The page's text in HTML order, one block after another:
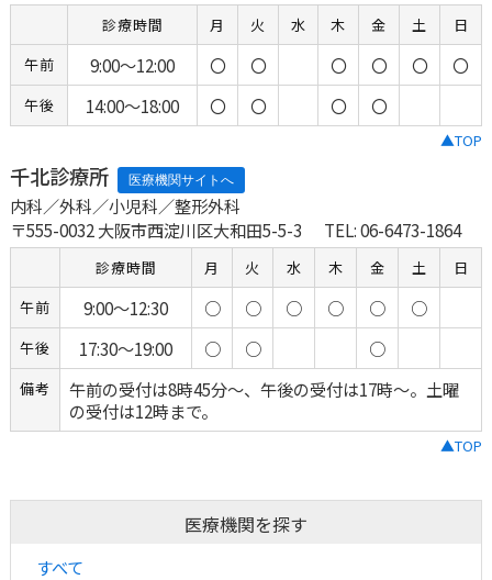
診療時間 月 火 水 木 金 土
日
午前
9:00～12:00 〇 〇 〇 〇 〇 〇
午後 14:00～18:00 〇 〇 〇 〇
▲TOP
千北診療所
内科／外科／小児科／整形外科
〒555-0032 大阪市西淀川区大和田5-5-3
TEL: 06-6473-1864
診療時間 月 火 水 木 金 土
日
午前
9:00～12:30 ○ ○ ○ ○ ○ ○
午後 17:30～19:00 ○ ○ ○
備考
午前の受付は8時45分〜、午後の受付は17時〜。土曜
の受付は12時まで。
▲TOP
医療機関を探す
すべて